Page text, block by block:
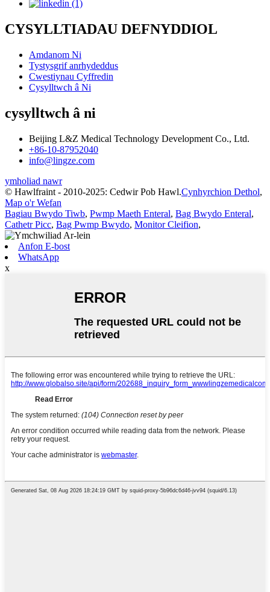
CYSYLLTIADAU DEFNYDDIOL
Amdanom Ni
Tystysgrif anrhydeddus
Cwestiynau Cyffredin
Cysylltwch â Ni
cysylltwch â ni
Beijing L&Z Medical Technology Development Co., Ltd.
+86-10-87952040
info@lingze.com
ymholiad nawr
© Hawlfraint - 2010-2025: Cedwir Pob Hawl.Cynhyrchion Dethol,
Map o'r Wefan
Bagiau Bwydo Tiwb, Pwmp Maeth Enteral, Bag Bwydo Enteral,
Cathetr Picc, Bag Pwmp Bwydo, Monitor Cleifion,
Anfon E-bost
WhatsApp
x